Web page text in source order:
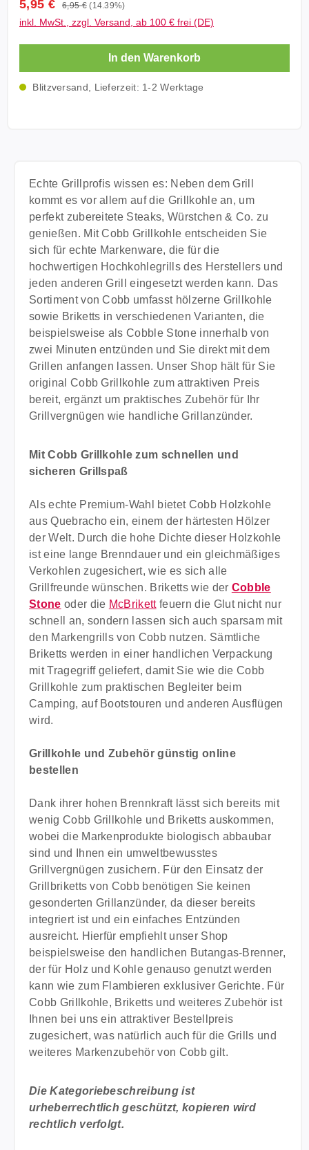
Hantieren mit der Glut wird zum Kinderspiel, weil
KOKOKO nicht zerfällt, auch nicht wenn Sie rot
glühen. KOKOKO: Ökologisch & Ökonomisch Grillen
Technische Daten: Kohlenstoffgehalt: 81% Flüchtige
CUBES. Lieferung: 1x 3kg KOKOKO CUBES 3KG
(52 Würfel) Hinweis: Für unsere gesamten
Kokosbriketts benutzen wir als Bindemittel Stärke
aus Tapioka, welche glutenfrei ist.
stufenlose Flammenregulierung Flamme bis 1300°C
einfach zu befüllen mit handelsüblichem
Feuerzeuggas Technische Daten: Größe: 120mm x
70mm x 30mm (H x L x W) Temperatur: bis 1300°C
Gewicht: 100g Lieferung: 1x GAS Burner
Sturmfeuerzeug (Farbe nicht wählbar) Hinweis: Es
Verkaufspreis:
5,95 € Regulärer Preis:
6,95 € (14.39%)
inkl. MwSt., zzgl. Versand, ab 100 € frei (DE)
In den Warenkorb
Blitzversand, Lieferzeit: 1-2 Werktage
Echte Grillprofis wissen es: Neben dem Grill
kommt es vor allem auf die Grillkohle an, um
perfekt zubereitete Steaks, Würstchen & Co. zu
genießen. Mit Cobb Grillkohle entscheiden Sie
sich für echte Markenware, die für die
hochwertigen Hochkohlegrills des Herstellers und
jeden anderen Grill eingesetzt werden kann. Das
Sortiment von Cobb umfasst hölzerne Grillkohle
sowie Briketts in verschiedenen Varianten, die
beispielsweise als Cobble Stone innerhalb von
zwei Minuten entzünden und Sie direkt mit dem
Grillen anfangen lassen. Unser Shop hält für Sie
original Cobb Grillkohle zum attraktiven Preis
bereit, ergänzt um praktisches Zubehör für Ihr
Grillvergnügen wie handliche Grillanzünder.
Mit Cobb Grillkohle zum schnellen und
sicheren Grillspaß
Als echte Premium-Wahl bietet Cobb Holzkohle
aus Quebracho ein, einem der härtesten Hölzer
der Welt. Durch die hohe Dichte dieser Holzkohle
ist eine lange Brenndauer und ein gleichmäßiges
Verkohlen zugesichert, wie es sich alle
Grillfreunde wünschen. Briketts wie der Cobble
Stone oder die McBrikettfeuern die Glut nicht nur
schnell an, sondern lassen sich auch sparsam mit
den Markengrills von Cobb nutzen. Sämtliche
Briketts werden in einer handlichen Verpackung
mit Tragegriff geliefert, damit Sie wie die Cobb
Grillkohle zum praktischen Begleiter beim
Camping, auf Bootstouren und anderen Ausflügen
wird.
Grillkohle und Zubehör günstig online
bestellen
Dank ihrer hohen Brennkraft lässt sich bereits mit
wenig Cobb Grillkohle und Briketts auskommen,
wobei die Markenprodukte biologisch abbaubar
sind und Ihnen ein umweltbewusstes
Grillvergnügen zusichern. Für den Einsatz der
Grillbriketts von Cobb benötigen Sie keinen
gesonderten Grillanzünder, da dieser bereits
integriert ist und ein einfaches Entzünden
ausreicht. Hierfür empfiehlt unser Shop
beispielsweise den handlichen Butangas-Brenner,
der für Holz und Kohle genauso genutzt werden
kann wie zum Flambieren exklusiver Gerichte. Für
Cobb Grillkohle, Briketts und weiteres Zubehör ist
Ihnen bei uns ein attraktiver Bestellpreis
zugesichert, was natürlich auch für die Grills und
weiteres Markenzubehör von Cobb gilt.
Die Kategoriebeschreibung ist
urheberrechtlich geschützt, kopieren wird
rechtlich verfolgt.